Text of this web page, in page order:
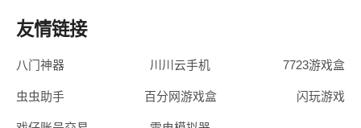
友情链接
八门神器 川川云手机 7723游戏盒
虫虫助手 百分网游戏盒 闪玩游戏